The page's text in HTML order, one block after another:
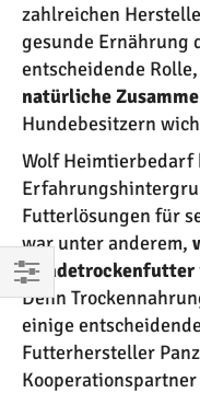
EINKAUFEN
NACH
zahlreichen
gesunde Ernährung
entscheidende
natürliche
Hundebesitzern
Wolf Heimtierbedarf
Futterlösungen für
war unter anderem,
Hundetrockenfutter
Denn
einige
Futterhersteller